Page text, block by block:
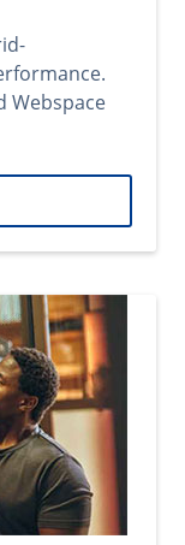
Webspace